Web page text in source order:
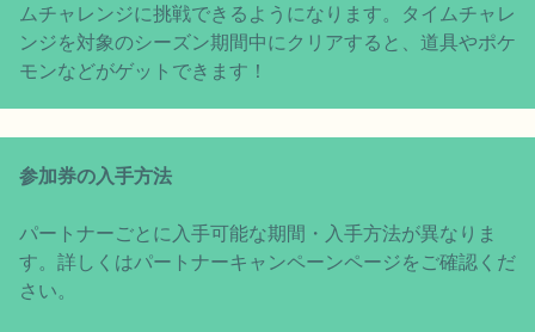
ムチャレンジに挑戦できるようになります。タイムチャレ
ンジを対象のシーズン期間中にクリアすると、道具やポケ
モンなどがゲットできます！
参加券の入手方法
パートナーごとに入手可能な期間・入手方法が異なりま
す。詳しくはパートナーキャンペーンページをご確認くだ
さい。